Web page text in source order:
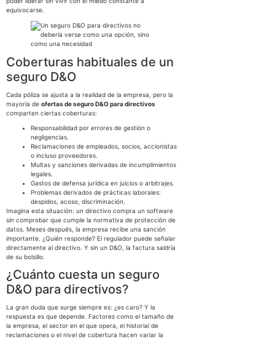
equivocarse.
Coberturas habituales de un
seguro D&O
Cada póliza se ajusta a la realidad de la empresa, pero la
mayoría de ofertas de seguro D&O para directivos
comparten ciertas coberturas:
Responsabilidad por errores de gestión o
negligencias.
Reclamaciones de empleados, socios, accionistas
o incluso proveedores.
Multas y sanciones derivadas de incumplimientos
legales.
Gastos de defensa jurídica en juicios o arbitrajes.
Problemas derivados de prácticas laborales:
despidos, acoso, discriminación.
Imagina esta situación: un directivo compra un software
sin comprobar que cumple la normativa de protección de
datos. Meses después, la empresa recibe una sanción
importante. ¿Quién responde? El regulador puede señalar
directamente al directivo. Y sin un D&O, la factura saldría
de su bolsillo.
¿Cuánto cuesta un seguro
D&O para directivos?
La gran duda que surge siempre es: ¿es caro? Y la
respuesta es que depende. Factores como el tamaño de
la empresa, el sector en el que opera, el historial de
reclamaciones o el nivel de cobertura hacen variar la